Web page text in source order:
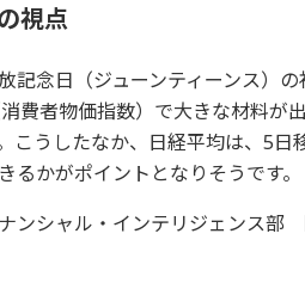
視点
記念日（ジューンティーンス）
費者物価指数）で大きな材料が
こうしたなか、日経平均は、5
るかがポイントとなりそうです。
ンシャル・インテリジェンス部